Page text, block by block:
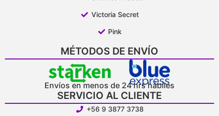
Victoria Secret
Pink
MÉTODOS DE ENVÍO
Envíos en menos de 24 hrs hábiles
SERVICIO AL CLIENTE
+56 9 3877 3738